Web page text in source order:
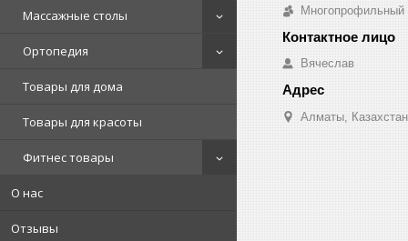
Массажные столы
Ортопедия
Товары для дома
Товары для красоты
Фитнес товары
О нас
Отзывы
Многопрофильный
Вячеслав
Алматы, Казахстан